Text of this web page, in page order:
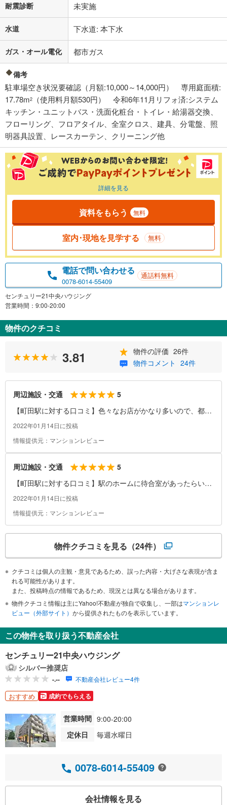
耐震診断 未実施
水道 下水道: 本下水
ガス・オール電化 都市ガス
備考
駐車場空き状況要確認（月額:10,000～14,000円） 専用庭面積:
17.78m2
（使用料月額530円） 令和6年11月リフォ済:システム
キッチン・ユニットバス・洗面化粧台・トイレ・給湯器交換、
フローリング、フロアタイル、全室クロス、建具、分電盤、照
明器具設置、レースカーテン、クリーニング他
詳細を見る
資料をもらう 無料
室内･現地を見学する 無料
電話で問い合わせる
0078-6014-55409
通話料無料
センチュリー21中央ハウジング
営業時間：9:00-20:00
物件のクチコミ
3.81 物件の評価 26件
物件コメント 24件
周辺施設・交通
5
【町田駅に対する口コミ】色々なお店がかなり多いので、都心
に出なくてもほとんどのものがそろいます！遅くまでやってい
バス、タクシーなどもわかりやすいので利用しやすいと思いま
す！
2022年01月14日に投稿
情報提供元：マンションレビュー
周辺施設・交通
5
【町田駅に対する口コミ】駅のホームに待合室があったらいい
なーと思います！また、乗り換えの通路にお店が多いので、誘
2022年01月14日に投稿
情報提供元：マンションレビュー
物件クチコミを見る （24件）
クチコミは個人の主観・意見であるため、誤った内容・大げさな表現が含ま
れる可能性があります。
また、投稿時点の情報であるため、現況とは異なる場合があります。
物件クチコミ情報は主にYahoo!不動産が独自で収集し、一部はマンションレ
ビュー（外部サイト） から提供されたものを表示しています。
この物件を取り扱う不動産会社
センチュリー21中央ハウジング
シルバー推奨店
-.-- 不動産会社レビュー4件
おすすめ 成約でもらえる
営業時間 9:00-20:00
定休日
毎週水曜日
0078-6014-55409
会社情報を見る